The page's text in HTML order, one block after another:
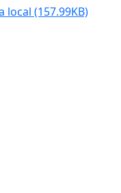
local (157.99KB)